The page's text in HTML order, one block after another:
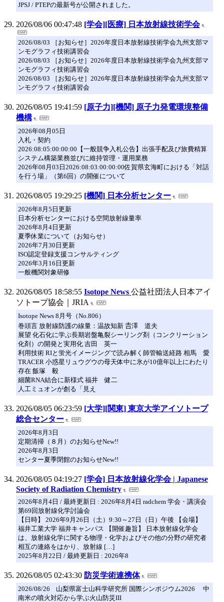
JPSJ / PTEPの最新号が公開されました。
2026/08/06 00:47:48 [学会][医療] 日本放射線技術学会
2026/08/03 ［お知らせ］2026年度日本放射線技術学会九州支部マ
ンモグラフィ技術講習会
2026/08/03 ［お知らせ］2026年度日本放射線技術学会九州支部マ
ンモグラフィ技術講習会
2026/08/03 ［お知らせ］2026年度日本放射線技術学会九州支部マ
ンモグラフィ技術講習会
2026/08/05 19:41:59 [原子力][機関] 原子力発電環境整備
機構
2026年08月05日
入札・契約
2026:08:05:00:00:00【一般競争入札公告】出張手配及び旅費精算
システム構築業務並びに維持管理・運用業務
2026年08月03日2026:08:03:00:00:00佐賀県玄海町における「対話
を行う場」（第6回）の開催について
2026/08/05 19:29:25 [機関] 日本分析センター
2026年8月5日更新
日本分析センターにおける空間放射線量率
2026年8月4日更新
夏季休業について（お知らせ）
2026年7月30日更新
ISO認定登録支援コンサルティング
2026年3月16日更新
一般機関対象研修
2026/08/05 18:58:55 Isotope News 公益社団法人日本アイ
ソトープ協会｜JRIA
Isotope News 8月号（No.806）
巻頭言 放射線防護の線量：温故知新 𠮷澤 道夫
展望 化石化に学ぶ長期岩盤亀裂シーリング剤（コンクリーション
化剤）の開発と実用化 吉田 英一
利用技術 RIと蛍光イメージングで読み解く師管輸送経路 相馬 愛
TRACER 小惑星リュウグウの母天体中に氷が10億年以上にわたり
存在 飯塚 毅
細菌RNA結合に新様式 福井 健二
人工ミュオンが創る「見え
2026/08/05 06:23:59 [大学][関東] 東京大学アイソトープ
総合センター
2026年8月3日
定期清掃（８月）のお知らせNew!!
2026年8月3日
センター夏季閉館のお知らせNew!!
2026/08/05 04:19:27 [学会] 日本放射線化学会 | Japanese
Society of Radiation Chemistry
2026年8月4日 / 最終更新日 : 2026年8月4日 radchem 学会・講演会
第69回放射線化学討論会
【日時】 2026年9月26日（土）9:30～27日（日）午後 【会場】
福井工業大学 福井キャンパス 【開催趣旨】 日本放射線化学会
は、放射線化学に関する物理・化学およびその他の分野の研究者
相互の連絡をはかり、放射線 […]
2025年8月22日 / 最終更新日 : 2026年8
2026/08/05 02:43:30 防災学術連携体
2026/08/26 山梨県富士山科学研究所 国際シンポジウム2026 中
南米の噴火対応から学ぶ火山防災III